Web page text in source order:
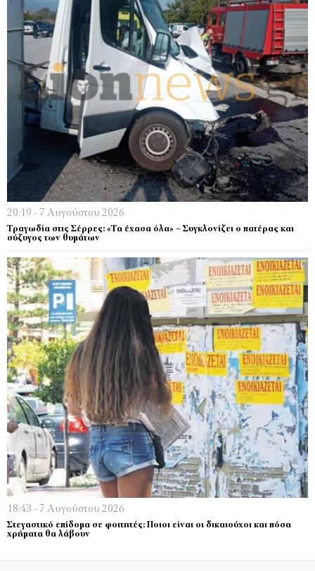
20:19 - 7 Αυγούστου 2026
Τραγωδία στις Σέρρες: «Τα έχασα όλα» – Συγκλονίζει ο πατέρας και
σύζυγος των θυμάτων
18:43 - 7 Αυγούστου 2026
Στεγαστικό επίδομα σε φοιτητές: Ποιοι είναι οι δικαιούχοι και πόσα
χρήματα θα λάβουν